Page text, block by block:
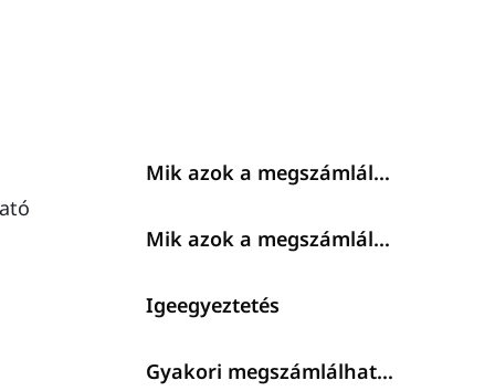
Mik azok a megszámlálható főnevek?
Mik azok a megszámlálhatatlan főnevek?
Igeegyeztetés
Gyakori megszámlálhatatlan főnevek